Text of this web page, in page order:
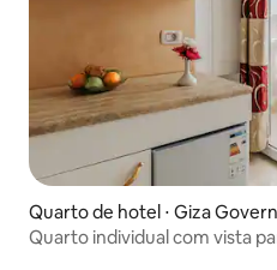
Quarto de hotel ⋅ Giza
Quarto individual com vista